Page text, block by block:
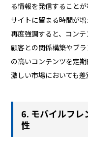
る情報を発信すること
サイトに留まる時間が
再度強調すると、コンテ
顧客との関係構築やブ
の高いコンテンツを定
激しい市場においても差
6. モバイルフ
性